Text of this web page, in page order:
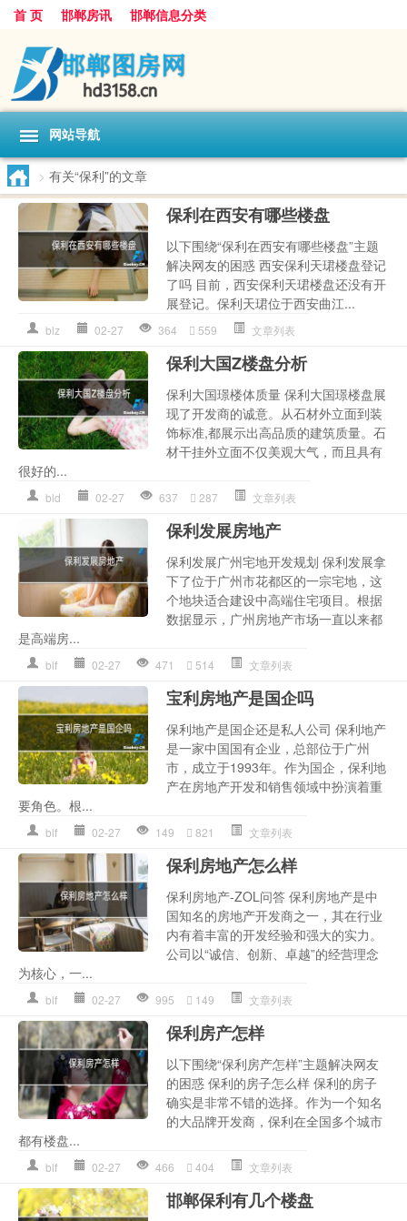
首 页 邯郸房讯 邯郸信息分类
网站导航
> 有关“保利”的文章
保利在西安有哪些楼盘
以下围绕“保利在西安有哪些楼盘”主题
解决网友的困惑 西安保利天珺楼盘登记
了吗 目前，西安保利天珺楼盘还没有开
展登记。保利天珺位于西安曲江...
blz 02-27 364 559 文章列表
保利大国Z楼盘分析
保利大国璟楼体质量 保利大国璟楼盘展
现了开发商的诚意。从石材外立面到装
饰标准,都展示出高品质的建筑质量。石
材干挂外立面不仅美观大气，而且具有
很好的...
bld 02-27 637 287 文章列表
保利发展房地产
保利发展广州宅地开发规划 保利发展拿
下了位于广州市花都区的一宗宅地，这
个地块适合建设中高端住宅项目。根据
数据显示，广州房地产市场一直以来都
是高端房...
blf 02-27 471 514 文章列表
宝利房地产是国企吗
保利地产是国企还是私人公司 保利地产
是一家中国国有企业，总部位于广州
市，成立于1993年。作为国企，保利地
产在房地产开发和销售领域中扮演着重
要角色。根...
blf 02-27 149 821 文章列表
保利房地产怎么样
保利房地产-ZOL问答 保利房地产是中
国知名的房地产开发商之一，其在行业
内有着丰富的开发经验和强大的实力。
公司以“诚信、创新、卓越”的经营理念
为核心，一...
blf 02-27 995 149 文章列表
保利房产怎样
以下围绕“保利房产怎样”主题解决网友
的困惑 保利的房子怎么样 保利的房子
确实是非常不错的选择。作为一个知名
的大品牌开发商，保利在全国多个城市
都有楼盘...
blf 02-27 466 404 文章列表
邯郸保利有几个楼盘